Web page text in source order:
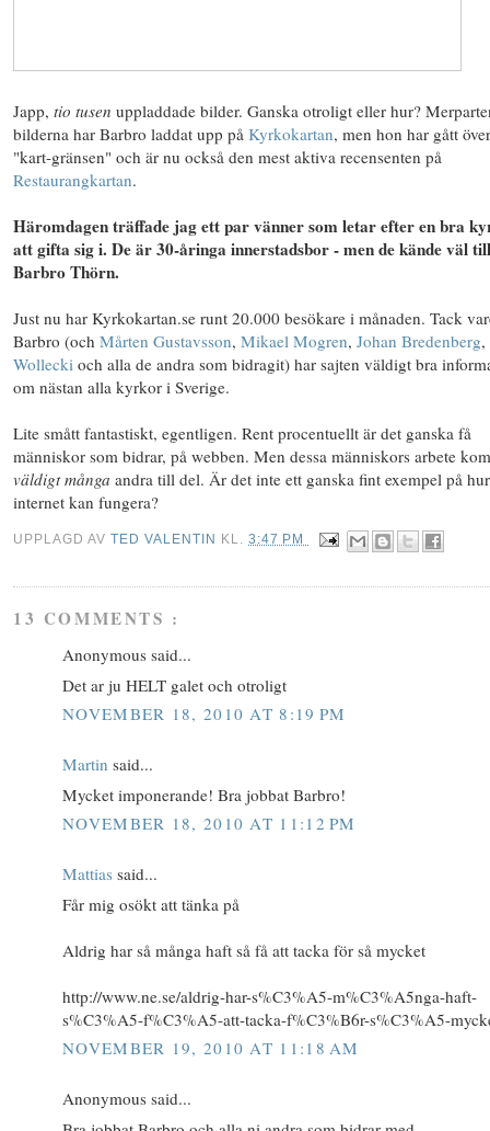
Japp, tio tusen uppladdade bilder. Ganska otroligt eller hur?
bilderna har Barbro laddat upp på Kyrkokartan, men hon har gått över
"kart-gränsen" och är nu också den mest aktiva recensenten på
Restaurangkartan.
Häromdagen träffade jag ett par vänner som letar efter en bra
att gifta sig i. De är 30-åringa innerstadsbor - men de kände väl till
Barbro Thörn.
Just nu har Kyrkokartan.se runt 20.000 besökare i månaden. Tack
Barbro (och Mårten Gustavsson, Mikael Mogren, Johan Bredenberg,
Wollecki och alla de andra som bidragit) har sajten väldigt bra
om nästan alla kyrkor i Sverige.
Lite smått fantastiskt, egentligen. Rent procentuellt är det ganska få
människor som bidrar, på webben. Men dessa människors arbete
väldigt många andra till del. Är det inte ett ganska fint exempel på hur
internet kan fungera?
UPPLAGD AVTED VALENTIN KL.3:47 PM
13 COMMENTS :
Anonymous said...
Det ar ju HELT galet och otroligt
NOVEMBER 18, 2010 AT 8:19 PM
Martin said...
Mycket imponerande! Bra jobbat Barbro!
NOVEMBER 18, 2010 AT 11:12 PM
Mattias said...
Får mig osökt att tänka på
Aldrig har så många haft så få att tacka för så mycket
http://www.ne.se/aldrig-har-s%C3%A5-m%C3%A5nga-haft-
s%C3%A5-f%C3%A5-att-tacka-f%C3%B6r-s%C3%A5-
NOVEMBER 19, 2010 AT 11:18 AM
Anonymous said...